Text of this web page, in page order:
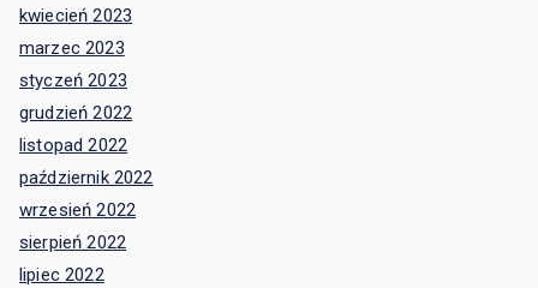
kwiecień 2023
marzec 2023
styczeń 2023
grudzień 2022
listopad 2022
październik 2022
wrzesień 2022
sierpień 2022
lipiec 2022